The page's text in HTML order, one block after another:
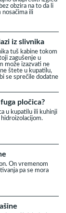
obzira na to da li
nosačima ili
iz slivnika
tuš kabine tokom
zagušenje u
može izazvati ne
štete u kupatilu,
se sprečile dodatne
pločica?
u kupatilu ili kuhinji
On vremenom
pa se mora